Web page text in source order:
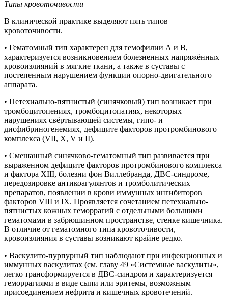
Типы кровоточивости
В клинической практике выделяют пять типов
кровоточивости.
• Гематомный тип характерен для гемофилии А и В,
характеризуется возникновением болезненных напряжённых
кровоизлияний в мягкие ткани, а также в суставы с
постепенным нарушением функции опорно-двигательного
аппарата.
• Петехиально-пятнистый (синячковый) тип возникает при
тромбоцитопениях, тромбоцитопатиях, некоторых
нарушениях свёртывающей системы, гипо- и
дисфибриногенемиях, дефиците факторов протромбинового
комплекса (VII, X, V и II).
• Смешанный синячково-гематомный тип развивается при
выраженном дефиците факторов протромбинового комплекса
и фактора XIII, болезни фон Виллебранда, ДВС-синдроме,
передозировке антикоагулянтов и тромболитических
препаратов, появлении в крови иммунных ингибиторов
факторов VIII и IX. Проявляется сочетанием петехиально-
пятнистых кожных геморрагий с отдельными большими
гематомами в забрюшинном пространстве, стенке кишечника.
В отличие от гематомного типа кровоточивости,
кровоизлияния в суставы возникают крайне редко.
• Васкулито-пурпурный тип наблюдают при инфекционных и
иммунных васкулитах (см. главу 49 «Системные васкулиты»,
легко трансформируется в ДВС-синдром и характеризуется
геморрагиями в виде сыпи или эритемы, возможным
присоединением нефрита и кишечных кровотечений.